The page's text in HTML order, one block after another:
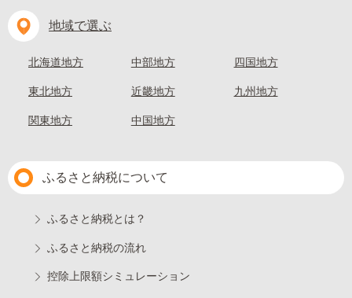
地域で選ぶ
北海道地方
東北地方
関東地方
中部地方
近畿地方
中国地方
四国地方
九州地方
ふるさと納税について
ふるさと納税とは？
ふるさと納税の流れ
控除上限額シミュレーション